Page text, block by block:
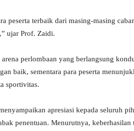
peserta terbaik dari masing-masing
ujar Prof. Zaidi.
perlombaan yang berlangsung
baik, sementara para peserta
sportivitas.
apresiasi kepada seluruh
penentuan. Menurutnya, keberhasilan